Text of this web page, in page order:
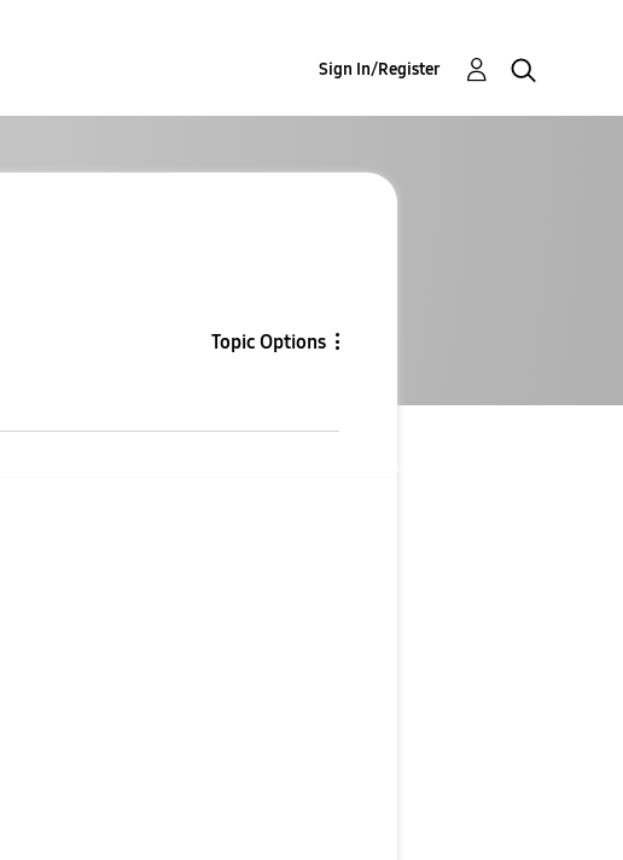
Sign In/Register
Topic Options